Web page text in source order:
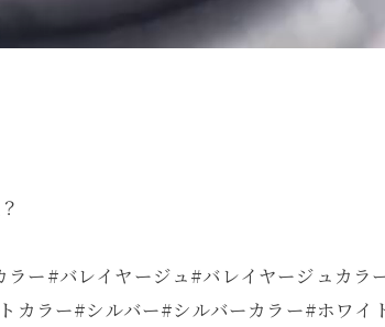
ー#バレイヤージュ#バレイヤージュカ
カラー#シルバー#シルバーカラー#ホワ